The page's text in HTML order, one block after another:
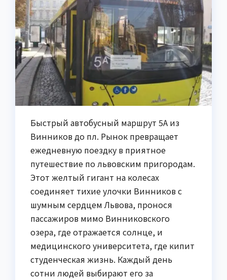
Быстрый автобусный маршрут 5А из
Винников до пл. Рынок превращает
ежедневную поездку в приятное
путешествие по львовским пригородам.
Этот желтый гигант на колесах
соединяет тихие улочки Винников с
шумным сердцем Львова, пронося
пассажиров мимо Винниковского
озера, где отражается солнце, и
медицинского университета, где кипит
студенческая жизнь. Каждый день
сотни людей выбирают его за